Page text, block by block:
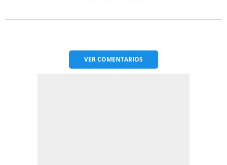
VERCOMENTARIOS